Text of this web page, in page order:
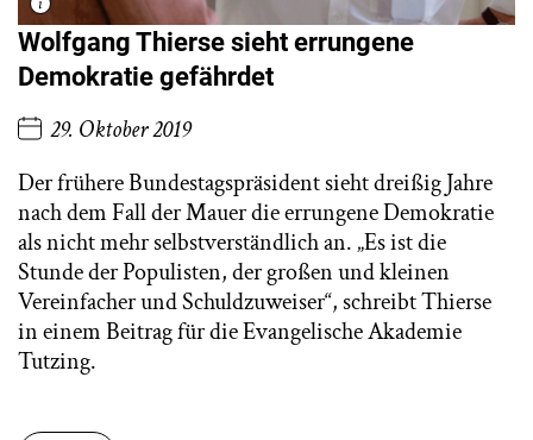
Wolfgang Thierse sieht errungene
Demokratie gefährdet
29. Oktober 2019
Der frühere Bundestagspräsident sieht dreißig Jahre
nach dem Fall der Mauer die errungene Demokratie
als nicht mehr selbstverständlich an. „Es ist die
Stunde der Populisten, der großen und kleinen
Vereinfacher und Schuldzuweiser“, schreibt Thierse
in einem Beitrag für die Evangelische Akademie
Tutzing.